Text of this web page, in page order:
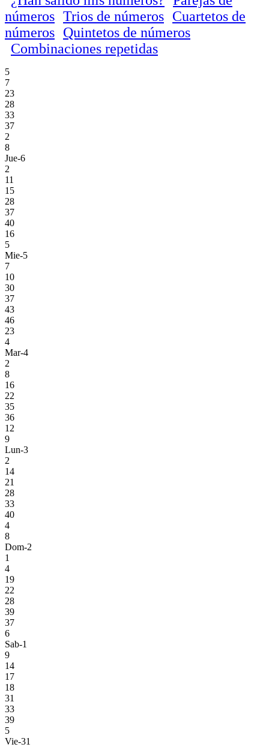
números Trios de números Cuartetos de
números Quintetos de números
Combinaciones repetidas
5
7
23
28
33
37
2
8
Jue-6
2
11
15
28
37
40
16
5
Mie-5
7
10
30
37
43
46
23
4
Mar-4
2
8
16
22
35
36
12
9
Lun-3
2
14
21
28
33
40
4
8
Dom-2
1
4
19
22
28
39
37
6
Sab-1
9
14
17
18
31
33
39
5
Vie-31